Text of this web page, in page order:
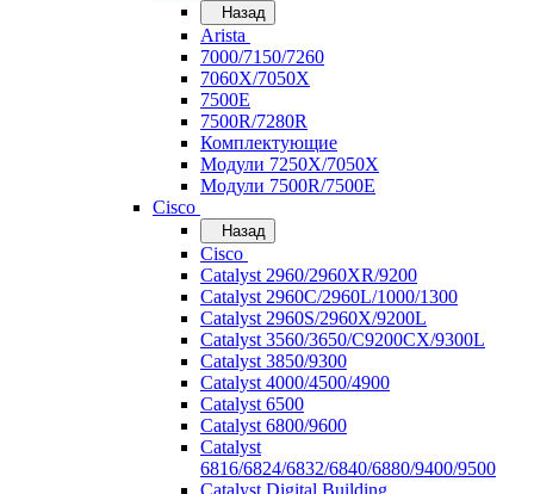
Назад
Arista
7000/7150/7260
7060X/7050X
7500E
7500R/7280R
Комплектующие
Модули 7250X/7050X
Модули 7500R/7500E
Cisco
Назад
Cisco
Catalyst 2960/2960XR/9200
Catalyst 2960C/2960L/1000/1300
Catalyst 2960S/2960X/9200L
Catalyst 3560/3650/C9200CX/9300L
Catalyst 3850/9300
Catalyst 4000/4500/4900
Catalyst 6500
Catalyst 6800/9600
Catalyst
6816/6824/6832/6840/6880/9400/9500
Catalyst Digital Building